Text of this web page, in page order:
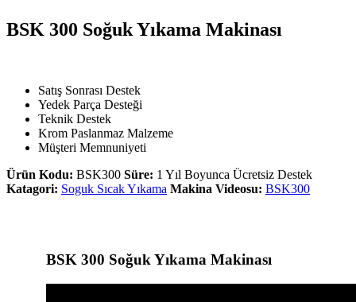
BSK 300 Soğuk Yıkama Makinası
Satış Sonrası Destek
Yedek Parça Desteği
Teknik Destek
Krom Paslanmaz Malzeme
Müşteri Memnuniyeti
Ürün Kodu: BSK300 Süre: 1 Yıl Boyunca Ücretsiz Destek
Katagori: Soguk Sıcak Yıkama Makina Videosu: BSK300
BSK 300 Soğuk Yıkama Makinası